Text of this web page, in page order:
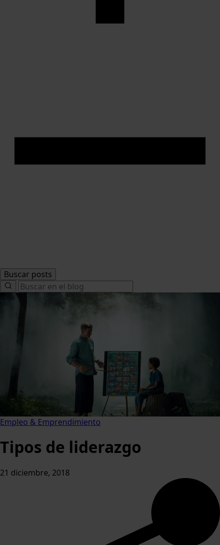
Buscar posts
Search
for:
Empleo & Emprendimiento
Tipos de liderazgo
21 diciembre, 2018